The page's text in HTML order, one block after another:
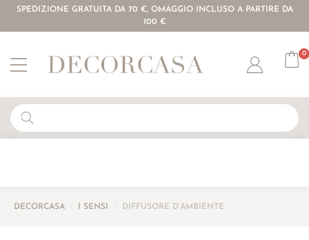
SPEDIZIONE GRATUITA DA 70 €, OMAGGIO INCLUSO A PARTIRE DA
100 €
Account
0
DECORCASA I SENSI DIFFUSORE D’AMBIENTE